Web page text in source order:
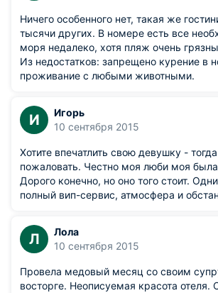
Ничего особенного нет, такая же
тысячи других. В номере есть все
моря недалеко, хотя пляж очень
Из недостатков: запрещено курение в
проживание с любыми животными.
И
Игорь
10 сентября 2015
Хотите впечатлить свою девушку -
пожаловать. Честно моя люби моя была
Дорого конечно, но оно того стоит.
полный вип-сервис, атмосфера и
Л
Лола
10 сентября 2015
Провела медовый месяц со своим
восторге. Неописуемая красота